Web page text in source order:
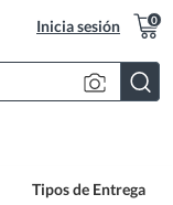
Inicia sesión 0
Tipos de Entrega